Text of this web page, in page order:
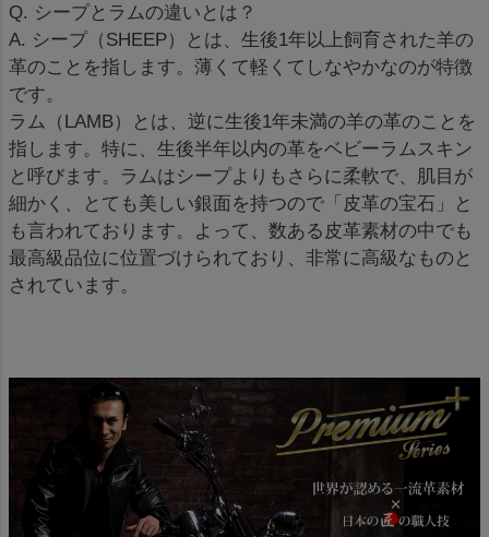
Q. シープとラムの違いとは？
A. シープ（SHEEP）とは、生後1年以上飼育された羊の
革のことを指します。薄くて軽くてしなやかなのが特徴
です。
ラム（LAMB）とは、逆に生後1年未満の羊の革のことを
指します。特に、生後半年以内の革をベビーラムスキン
と呼びます。ラムはシープよりもさらに柔軟で、肌目が
細かく、とても美しい銀面を持つので「皮革の宝石」と
も言われております。よって、数ある皮革素材の中でも
最高級品位に位置づけられており、非常に高級なものと
されています。